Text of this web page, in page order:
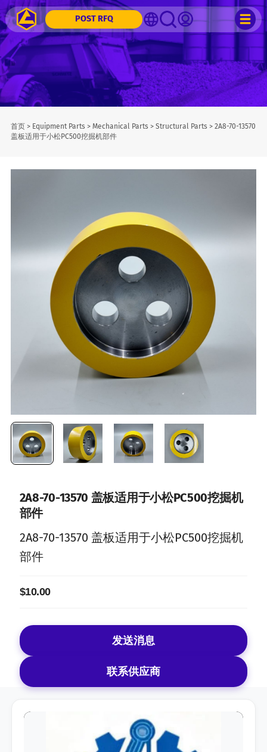
POST RFQ
首页> Equipment Parts > Mechanical Parts > Structural Parts > 2A8-70-13570
盖板适用于小松PC500挖掘机部件
2A8-70-13570 盖板适用于小松PC500挖掘机
部件
2A8-70-13570 盖板适用于小松PC500挖掘机
部件
$10.00
发送消息
联系供应商